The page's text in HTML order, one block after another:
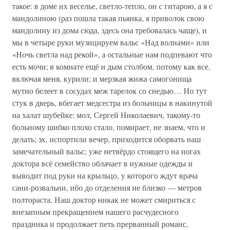
такое: в доме их веселье, светло-тепло, он с гитарою, а я с
мандолиною (раз пошла такая пьянка, я приволок свою
мандолину из дома сюда, здесь она требовалась чаще), и
мы в четыре руки музицируем вальс «Над волнами» или
«Ночь светла над рекой», а остальные нам подпевают что
есть мочи; в комнате ещё и дым столбом, потому как все,
включая меня, курили; и мерзкая жижа самогонища
мутно белеет в сосудах меж тарелок со снедью… Но тут
стук в дверь, вбегает медсестра из больницы в накинутой
на халат шубейке: мол, Сергей Николаевич, такому-то
больному шибко плохо стало, помирает, не знаем, что и
делать; эх, испортили вечер, приходится оборвать наш
замечательный вальс; уже нетвёрдо стоящего на ногах
доктора всё семейство облачает в нужные одежды и
выводит под руки на крыльцо, у которого ждут врача
сани-розвальни, ибо до отделения не близко — метров
полтораста. Наш доктор никак не может смириться с
внезапным прекращением нашего расчудесного
праздника и продолжает петь прерванный романс,